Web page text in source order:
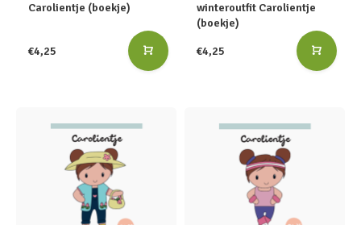
Carolientje (boekje)
€4,25
winteroutfit Carolientje
(boekje)
€4,25